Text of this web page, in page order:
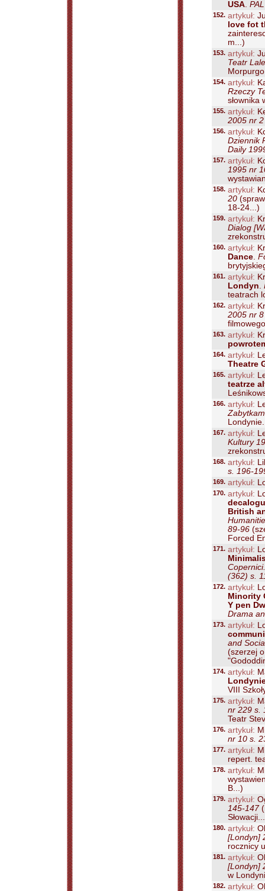
USA.
152. artykuł:
love fot
m...)
153. artykuł:
Teatr
154. artykuł:
Rzeczy
słownika
155. artykuł:
2005 nr
156. artykuł:
Dziennik
Daily
157. artykuł:
1995 nr
158. artykuł:
20
18-24...)
159. artykuł:
Dialog
160. artykuł:
Dance.
161. artykuł:
Londyn.
teatrach
162. artykuł:
2005 nr
163. artykuł:
164. artykuł:
Theatre
165. artykuł:
teatrze
166. artykuł:
167. artykuł:
Kultury
168. artykuł:
s. 196-
169. artykuł:
170. artykuł:
British
89-96
Forced
171. artykuł:
(362) s.
172. artykuł:
Minority
Y pen
Drama
173. artykuł:
and
(szerzej
174. artykuł:
VIII
175. artykuł:
nr 229 s.
Teatr
176. artykuł:
nr 10 s.
177. artykuł:
repert.
178. artykuł:
B...)
179. artykuł:
145-147
180. artykuł:
[Londyn]
rocznicy
181. artykuł:
[Londyn]
w
182. artykuł: